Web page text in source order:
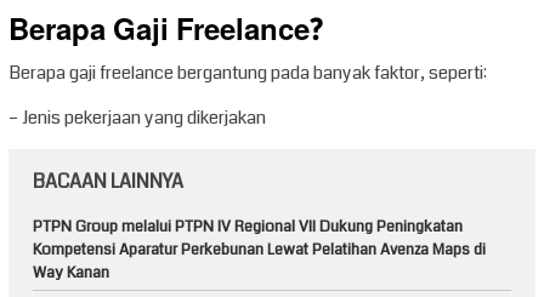
Berapa Gaji Freelance?
Berapa gaji freelance bergantung pada banyak faktor, seperti:
– Jenis pekerjaan yang dikerjakan
BACAAN LAINNYA
PTPN Group melalui PTPN IV Regional VII Dukung Peningkatan
Kompetensi Aparatur Perkebunan Lewat Pelatihan Avenza Maps di
Way Kanan